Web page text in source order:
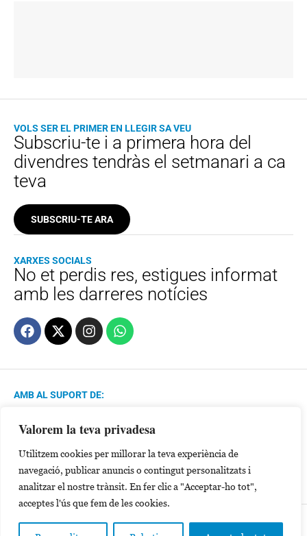
Valorem la teva privadesa
Utilitzem cookies per millorar la teva experiència de
navegació, publicar anuncis o contingut personalitzats i
analitzar el nostre trànsit. En fer clic a "Acceptar-ho tot",
acceptes l'ús que fem de les cookies.
VOLS SER EL PRIMER EN LLEGIR SA VEU
Subscriu-te i a primera hora del
divendres tendràs el setmanari a ca
teva
SUBSCRIU-TE ARA
XARXES SOCIALS
No et perdis res, estigues informat
amb les darreres notícies
AMB AL SUPORT DE:
Política de Privacitat Avís Legal